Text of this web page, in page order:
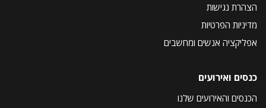
הצהרת נגישות
מדיניות הפרטיות
אפליקציה אנשים ומחשבים
כנסים ואירועים
הכנסים והאירועים שלנו